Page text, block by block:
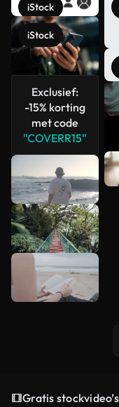
iStock
iStock
Exclusief:
-15% korting
met code
"COVERR15"
Gratis stockvideo’s